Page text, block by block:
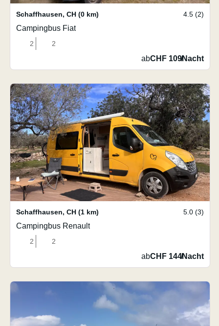
Schaffhausen, CH (0 km) 4.5 (2)
Campingbus Fiat
2 2
abCHF 109/Nacht
Schaffhausen, CH (1 km) 5.0 (3)
Campingbus Renault
2 2
abCHF 144/Nacht